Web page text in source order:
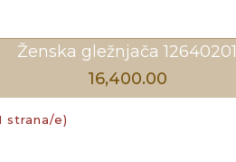
Ženska gležnjača 12640201
16,400.00
strana/e)